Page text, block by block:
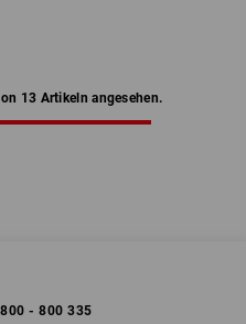
13 Artikeln angesehen.
- 800 335